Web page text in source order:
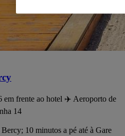
em frente ao hotel ✈️ Aeroporto de
14
10 minutos a pé até à Gare